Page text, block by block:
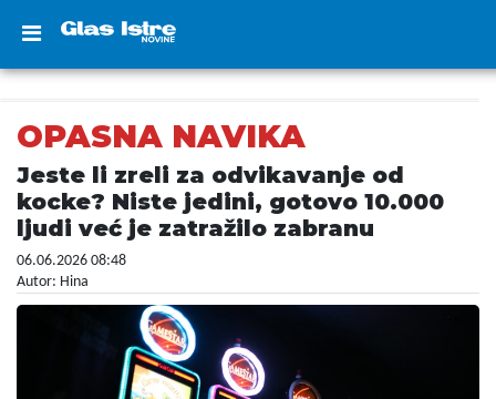
OPASNA NAVIKA
Jeste li zreli za odvikavanje od
kocke? Niste jedini, gotovo 10.000
ljudi već je zatražilo zabranu
06.06.2026 08:48
Autor: Hina